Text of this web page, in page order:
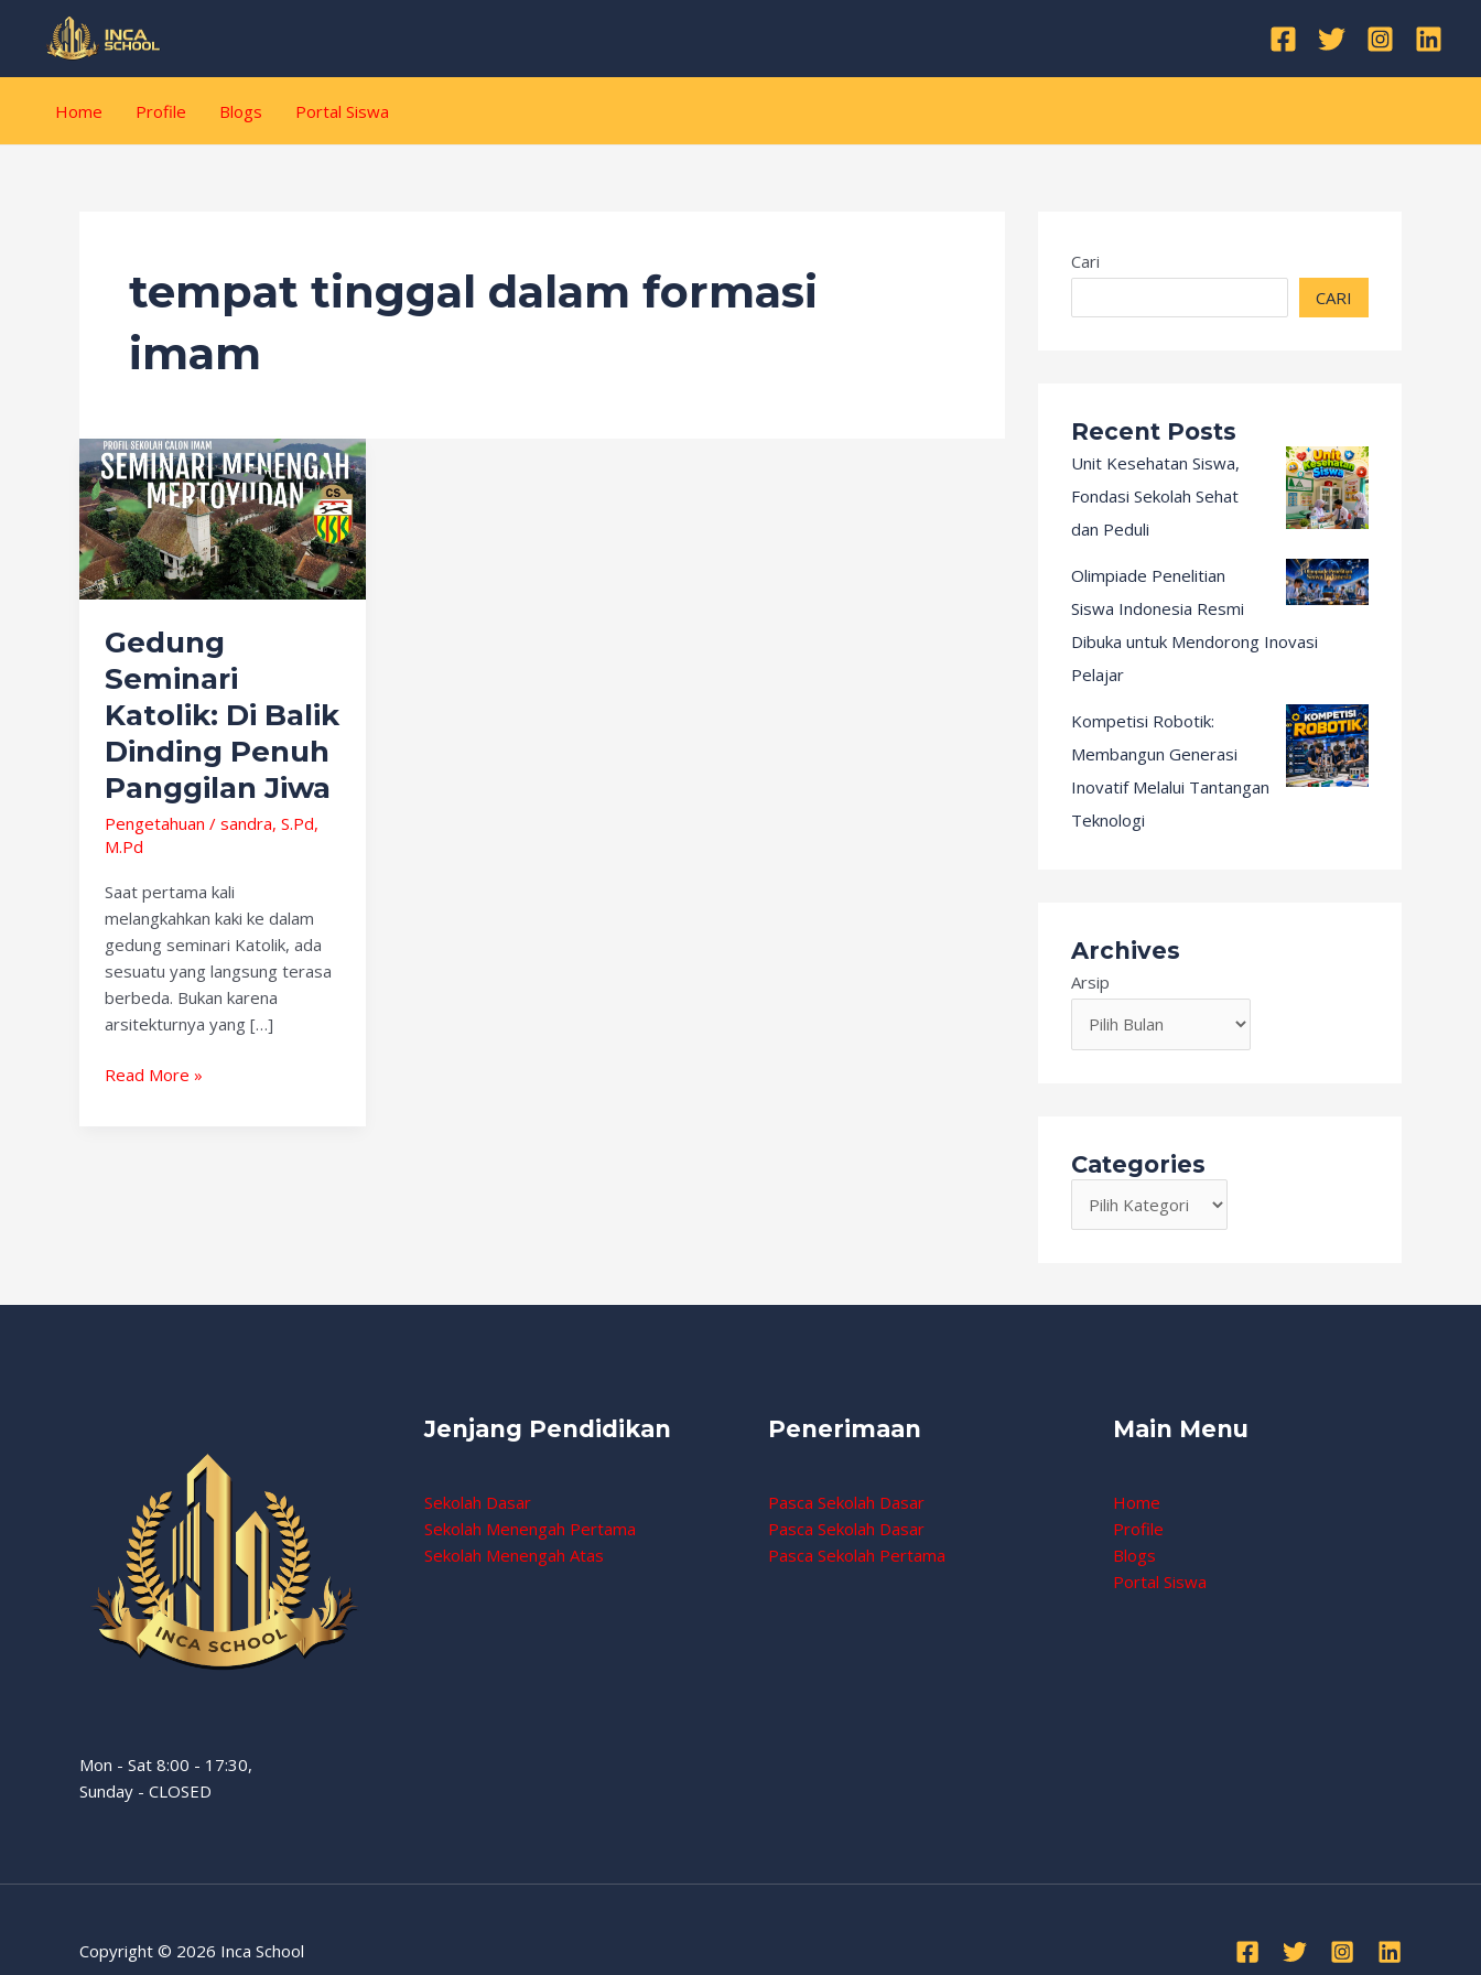
Home Profile Blogs Portal Siswa
tempat tinggal dalam formasi
imam
Gedung
Seminari
Katolik: Di Balik
Dinding Penuh
Panggilan Jiwa
Pengetahuan / sandra, S.Pd,
M.Pd
Saat pertama kali
melangkahkan kaki ke dalam
gedung seminari Katolik, ada
sesuatu yang langsung terasa
berbeda. Bukan karena
arsitekturnya yang […]
Gedung
Seminari
Katolik:
Di
Balik
Dinding
Panggilan
Read More »
Cari
CARI
Recent Posts
Unit Kesehatan Siswa,
Fondasi Sekolah Sehat
dan Peduli
Olimpiade Penelitian
Siswa Indonesia Resmi
Dibuka untuk Mendorong Inovasi
Pelajar
Kompetisi Robotik:
Membangun Generasi
Inovatif Melalui Tantangan
Teknologi
Archives
Arsip
Categories
Mon - Sat 8:00 - 17:30,
Sunday - CLOSED
Jenjang Pendidikan
Sekolah Dasar
Sekolah Menengah Pertama
Sekolah Menengah Atas
Penerimaan
Pasca Sekolah Dasar
Pasca Sekolah Dasar
Pasca Sekolah Pertama
Main Menu
Home
Profile
Blogs
Portal Siswa
Copyright © 2026 Inca School